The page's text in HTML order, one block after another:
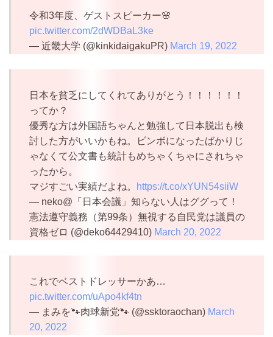
令和3年度、ゲストスピーカー🌸
pic.twitter.com/2dWDBaL3ke
— 近畿大学 (@kinkidaigakuPR) March 19, 2022
日本を貧乏にしてくれてありがとう！！！！！！
ってか？
優秀な方は外国語ちゃんと勉強して日本脱出も検
討した方がいいかもね。ビンボになったばかりじ
ゃなくて公文書も統計もめちゃくちゃにされちゃ
ったから。
マジすごい実績だよね。
https://t.co/xYUN54siiW
— neko@「日本会議」知らない人はググって！
憲法遵守義務（第99条）無視する自民党は議員の
資格ゼロ (@deko64429410) March 20, 2022
これでベストドレッサーかあ…
pic.twitter.com/uApo4kf4tn
— まみを🐾肉球新党🐾 (@ssktoraochan) March
20, 2022